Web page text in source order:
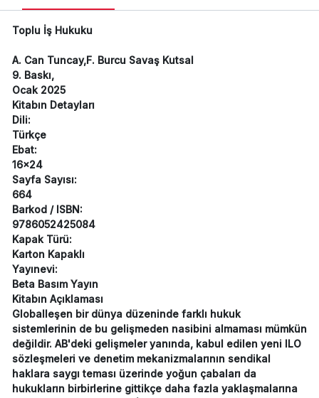
Toplu İş Hukuku
A. Can Tuncay,F. Burcu Savaş Kutsal
9. Baskı,
Ocak 2025
Kitabın Detayları
Dili:
Türkçe
Ebat:
16x24
Sayfa Sayısı:
664
Barkod / ISBN:
9786052425084
Kapak Türü:
Karton Kapaklı
Yayınevi:
Beta Basım Yayın
Kitabın Açıklaması
Globalleşen bir dünya düzeninde farklı hukuk
sistemlerinin de bu gelişmeden nasibini almaması mümkün
değildir. AB'deki gelişmeler yanında, kabul edilen yeni ILO
sözleşmeleri ve denetim mekanizmalarının sendikal
haklara saygı teması üzerinde yoğun çabaları da
hukukların birbirlerine gittikçe daha fazla yaklaşmalarına